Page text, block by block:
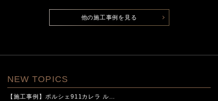
他の施工事例を見る
NEW TOPICS
【施工事例】ポルシェ911カレラ ル…